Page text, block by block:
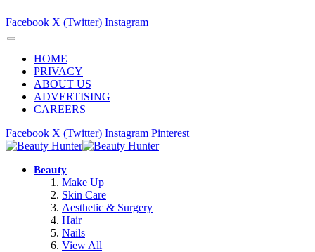
Facebook X (Twitter) Instagram
HOME
PRIVACY
ABOUT US
ADVERTISING
CAREERS
Facebook X (Twitter) Instagram Pinterest
Beauty
Make Up
Skin Care
Aesthetic & Surgery
Hair
Nails
View All